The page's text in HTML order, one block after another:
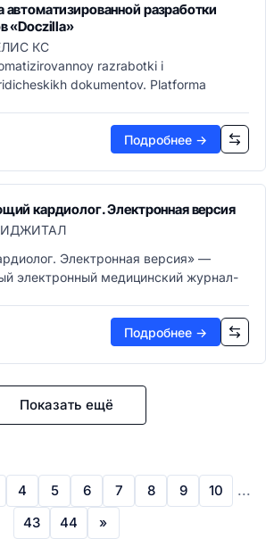
разработки
«Doczilla»
КС
razrabotki i
dokumentov. Platforma
Подробнее →
кардиолог. Электронная версия
Электронная версия» —
электронный медицинский журнал-
Подробнее →
Показать ещё
4 5 6 7 8 9 10
...
43
44 »